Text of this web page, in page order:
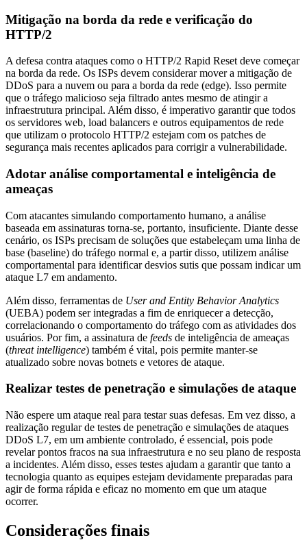
Mitigação na borda da rede e verificação do
HTTP/2
A defesa contra ataques como o HTTP/2 Rapid Reset deve começar
na borda da rede. Os ISPs devem considerar mover a mitigação de
DDoS para a nuvem ou para a borda da rede (edge). Isso permite
que o tráfego malicioso seja filtrado antes mesmo de atingir a
infraestrutura principal. Além disso, é imperativo garantir que todos
os servidores web, load balancers e outros equipamentos de rede
que utilizam o protocolo HTTP/2 estejam com os patches de
segurança mais recentes aplicados para corrigir a vulnerabilidade.
Adotar análise comportamental e inteligência de
ameaças
Com atacantes simulando comportamento humano, a análise
baseada em assinaturas torna-se, portanto, insuficiente. Diante desse
cenário, os ISPs precisam de soluções que estabeleçam uma linha de
base (baseline) do tráfego normal e, a partir disso, utilizem análise
comportamental para identificar desvios sutis que possam indicar um
ataque L7 em andamento.
Além disso, ferramentas de User and Entity Behavior Analytics
(UEBA) podem ser integradas a fim de enriquecer a detecção,
correlacionando o comportamento do tráfego com as atividades dos
usuários. Por fim, a assinatura de feeds de inteligência de ameaças
(threat intelligence) também é vital, pois permite manter-se
atualizado sobre novas botnets e vetores de ataque.
Realizar testes de penetração e simulações de ataque
Não espere um ataque real para testar suas defesas. Em vez disso, a
realização regular de testes de penetração e simulações de ataques
DDoS L7, em um ambiente controlado, é essencial, pois pode
revelar pontos fracos na sua infraestrutura e no seu plano de resposta
a incidentes. Além disso, esses testes ajudam a garantir que tanto a
tecnologia quanto as equipes estejam devidamente preparadas para
agir de forma rápida e eficaz no momento em que um ataque
ocorrer.
Considerações finais